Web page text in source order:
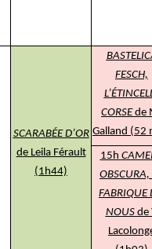
SCARABÉE D’OR
de Leila Férault
(1h44)
FESCH,
CORSEde
Galland (52
15h
OBSCURA,
FABRIQUE
NOUSde